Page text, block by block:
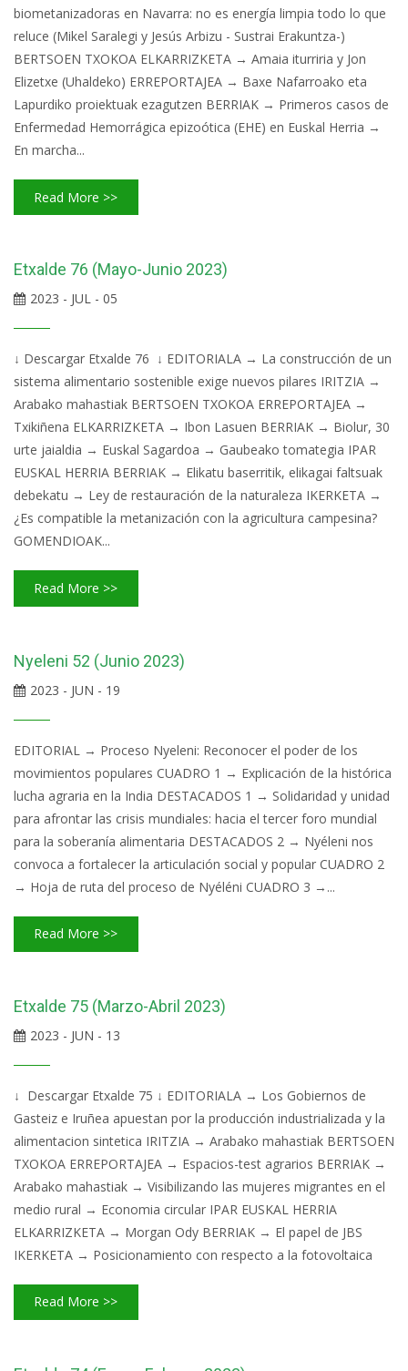
biometanizadoras en Navarra: no es energía limpia todo lo que
reluce (Mikel Saralegi y Jesús Arbizu - Sustrai Erakuntza-)
BERTSOEN TXOKOA ELKARRIZKETA → Amaia iturriria y Jon
Elizetxe (Uhaldeko) ERREPORTAJEA → Baxe Nafarroako eta
Lapurdiko proiektuak ezagutzen BERRIAK → Primeros casos de
Enfermedad Hemorrágica epizoótica (EHE) en Euskal Herria →
En marcha...
Read More >>
Etxalde 76 (Mayo-Junio 2023)
2023 - JUL - 05
↓ Descargar Etxalde 76 ↓ EDITORIALA → La construcción de un
sistema alimentario sostenible exige nuevos pilares IRITZIA →
Arabako mahastiak BERTSOEN TXOKOA ERREPORTAJEA →
Txikiñena ELKARRIZKETA → Ibon Lasuen BERRIAK → Biolur, 30
urte jaialdia → Euskal Sagardoa → Gaubeako tomategia IPAR
EUSKAL HERRIA BERRIAK → Elikatu baserritik, elikagai faltsuak
debekatu → Ley de restauración de la naturaleza IKERKETA →
¿Es compatible la metanización con la agricultura campesina?
GOMENDIOAK...
Read More >>
Nyeleni 52 (Junio 2023)
2023 - JUN - 19
EDITORIAL → Proceso Nyeleni: Reconocer el poder de los
movimientos populares CUADRO 1 → Explicación de la histórica
lucha agraria en la India DESTACADOS 1 → Solidaridad y unidad
para afrontar las crisis mundiales: hacia el tercer foro mundial
para la soberanía alimentaria DESTACADOS 2 → Nyéleni nos
convoca a fortalecer la articulación social y popular CUADRO 2
→ Hoja de ruta del proceso de Nyéléni CUADRO 3 →...
Read More >>
Etxalde 75 (Marzo-Abril 2023)
2023 - JUN - 13
↓ Descargar Etxalde 75 ↓ EDITORIALA → Los Gobiernos de
Gasteiz e Iruñea apuestan por la producción industrializada y la
alimentacion sintetica IRITZIA → Arabako mahastiak BERTSOEN
TXOKOA ERREPORTAJEA → Espacios-test agrarios BERRIAK →
Arabako mahastiak → Visibilizando las mujeres migrantes en el
medio rural → Economia circular IPAR EUSKAL HERRIA
ELKARRIZKETA → Morgan Ody BERRIAK → El papel de JBS
IKERKETA → Posicionamiento con respecto a la fotovoltaica
Read More >>